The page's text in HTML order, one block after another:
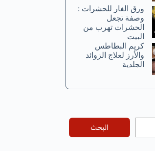
ورق الغار للحشرات :
وصفة تجعل
الحشرات تهرب من
البيت
كريم البطاطس
والأرز لعلاج الزوائد
الجلدية
البحث